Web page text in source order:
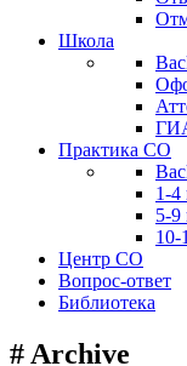
Школа
Практика СО
1-4
5-9
10-
Центр СО
Вопрос-ответ
Библиотека
# Archive